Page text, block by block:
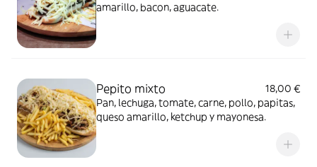
amarillo, bacon, aguacate.
Pepito mixto
18,00 €
Pan, lechuga, tomate, carne, pollo, papitas,
queso amarillo, ketchup y mayonesa.